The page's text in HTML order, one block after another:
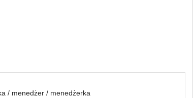
/ menedżer / menedżerka